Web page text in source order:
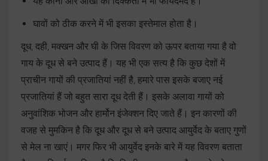
घावों को ठीक करने में भी इसका इस्तेमाल होता है।
दूध, दही, मक्खन और घी के जिस विवरण को ऊपर बताया गया है वो
गाय के दूध से बने उत्पाद हैं। यह भी एक सत्य है कि कुछ देशों में
प्राचीन गायों की प्रजातियां नहीं है, हमारे पास इसके बजाए नई
प्रजातियां हैं जो बहुत सारा दूध देती हैं। इसके अलावा गायों को
अनुवांशिक भोजन और हार्मोन इंजेक्शन दिए जाते हैं। इन कारणों की
वजह से मुमकिन है कि दूध और दूध से बने उत्पाद आयुर्वेद के बताए गुणों
से मेल ना खाएं। मगर फिर भी आयुर्वेद इनके बारे में यह विवरण बताता